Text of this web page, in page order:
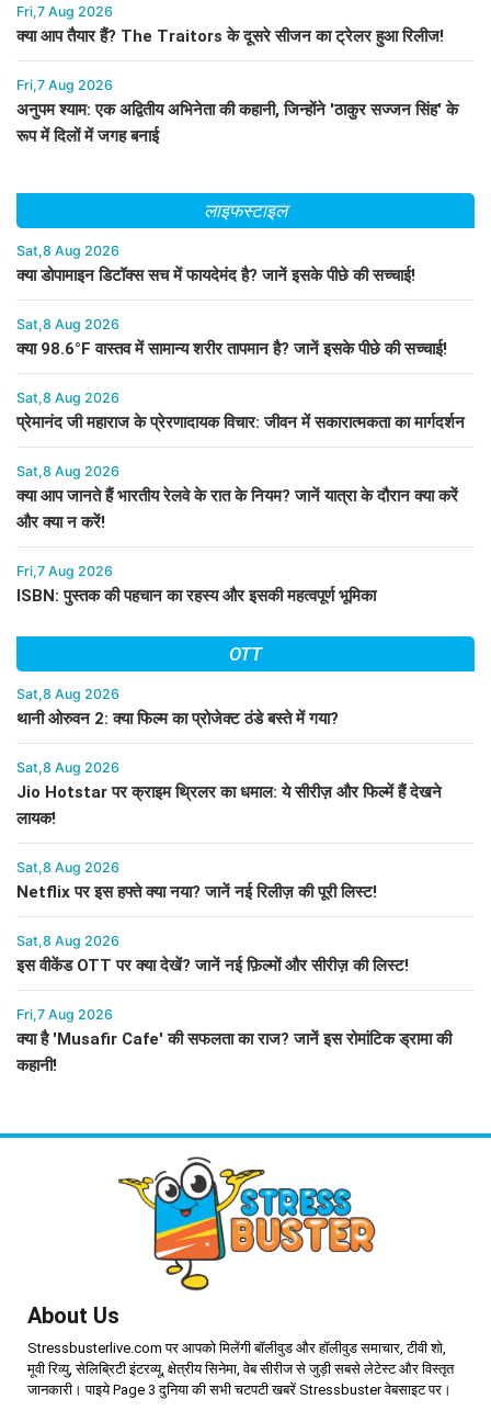
Fri,7 Aug 2026
क्या आप तैयार हैं? The Traitors के दूसरे सीजन का ट्रेलर हुआ रिलीज!
Fri,7 Aug 2026
अनुपम श्याम: एक अद्वितीय अभिनेता की कहानी, जिन्होंने 'ठाकुर सज्जन सिंह' के
रूप में दिलों में जगह बनाई
लाइफस्टाइल
Sat,8 Aug 2026
क्या डोपामाइन डिटॉक्स सच में फायदेमंद है? जानें इसके पीछे की सच्चाई!
Sat,8 Aug 2026
क्या 98.6°F वास्तव में सामान्य शरीर तापमान है? जानें इसके पीछे की सच्चाई!
Sat,8 Aug 2026
प्रेमानंद जी महाराज के प्रेरणादायक विचार: जीवन में सकारात्मकता का मार्गदर्शन
Sat,8 Aug 2026
क्या आप जानते हैं भारतीय रेलवे के रात के नियम? जानें यात्रा के दौरान क्या करें
और क्या न करें!
Fri,7 Aug 2026
ISBN: पुस्तक की पहचान का रहस्य और इसकी महत्वपूर्ण भूमिका
OTT
Sat,8 Aug 2026
थानी ओरुवन 2: क्या फिल्म का प्रोजेक्ट ठंडे बस्ते में गया?
Sat,8 Aug 2026
Jio Hotstar पर क्राइम थ्रिलर का धमाल: ये सीरीज़ और फिल्में हैं देखने
लायक!
Sat,8 Aug 2026
Netflix पर इस हफ्ते क्या नया? जानें नई रिलीज़ की पूरी लिस्ट!
Sat,8 Aug 2026
इस वीकेंड OTT पर क्या देखें? जानें नई फ़िल्मों और सीरीज़ की लिस्ट!
Fri,7 Aug 2026
क्या है 'Musafir Cafe' की सफलता का राज? जानें इस रोमांटिक ड्रामा की
कहानी!
About Us
Stressbusterlive.com पर आपको मिलेंगी बॉलीवुड और हॉलीवुड समाचार, टीवी शो,
मूवी रिव्यु, सेलिब्रिटी इंटरव्यू, क्षेत्रीय सिनेमा, वेब सीरीज से जुड़ी सबसे लेटेस्ट और विस्तृत
जानकारी। पाइये Page 3 दुनिया की सभी चटपटी खबरें Stressbuster वेबसाइट पर।